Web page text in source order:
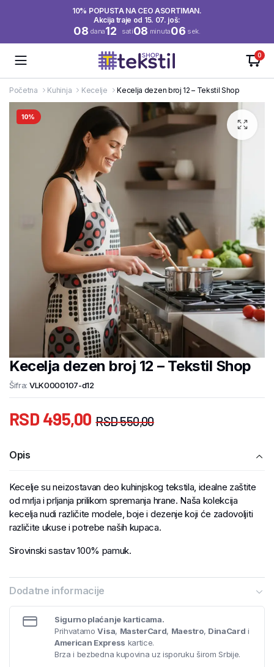
10% POPUSTA NA CEO ASORTIMAN.
Akcija traje od 15. 07. još:
08 dana12 sati08 minuta06 sek.
0
Početna Kuhinja Kecelje Kecelja dezen broj 12 – Tekstil Shop
10%
Kecelja dezen broj 12 – Tekstil Shop
Šifra: VLK0000107-d12
RSD550,00
RSD 495,00
Opis
Kecelje su neizostavan deo kuhinjskog tekstila, idealne zaštite
od mrlja i prljanja prilikom spremanja hrane. Naša kolekcija
kecelja nudi različite modele, boje i dezenje koji će zadovoljiti
različite ukuse i potrebe naših kupaca.
Sirovinski sastav 100% pamuk.
Dodatne informacije
Sigurno plaćanje karticama.
PrihvatamoVisa, MasterCard, Maestro, DinaCard i
American Express kartice.
Brza i bezbedna kupovina uz isporuku širom Srbije.